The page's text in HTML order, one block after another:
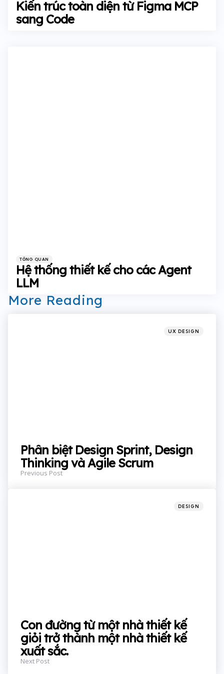
inKiến trúc toàn diện từ Figma MCP
sang Code
Categories
Posted
in
TỔNG QUAN
Hệ thống thiết kế cho các Agent
LLM
More Reading
Post
Posted
UX DESIGN
Phân biệt Design Sprint, Design
Thinking và Agile Scrum
Previous Post
Posted
DESIGN
Con đường từ một nhà thiết kế
giỏi trở thành một nhà thiết kế
xuất sắc.
Next Post